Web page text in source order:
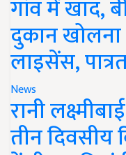
गांव में खाद,
दुकान खोलना
लाइसेंस,
News
रानी
तीन दिवसीय